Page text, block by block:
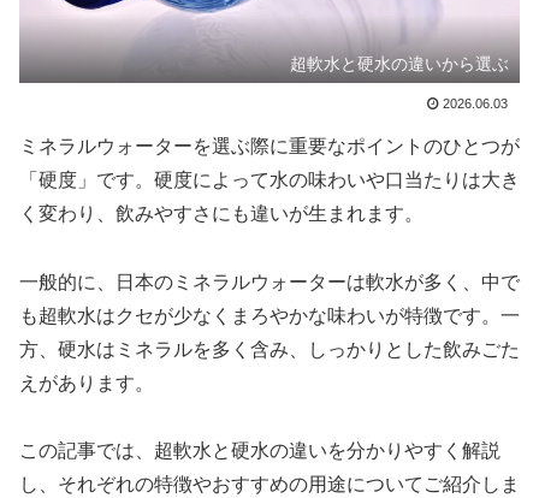
超軟水と硬水の違いから選ぶ
2026.06.03
ミネラルウォーターを選ぶ際に重要なポイントのひとつが
「硬度」です。硬度によって水の味わいや口当たりは大き
く変わり、飲みやすさにも違いが生まれます。
一般的に、日本のミネラルウォーターは軟水が多く、中で
も超軟水はクセが少なくまろやかな味わいが特徴です。一
方、硬水はミネラルを多く含み、しっかりとした飲みごた
えがあります。
この記事では、超軟水と硬水の違いを分かりやすく解説
し、それぞれの特徴やおすすめの用途についてご紹介しま